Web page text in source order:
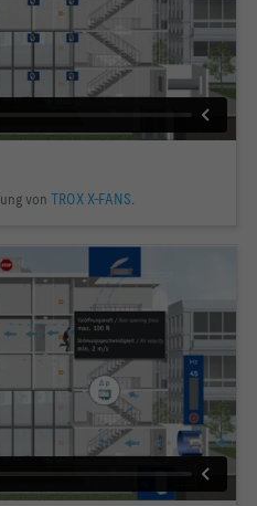
von TROX X-FANS.